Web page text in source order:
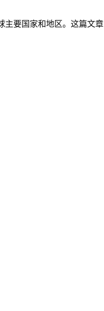
主要国家和地区。这篇文章